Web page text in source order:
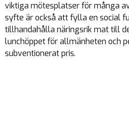
viktiga mötesplatser för många
syfte är också att fylla en social
tillhandahålla näringsrik mat till
lunchöppet för allmänheten och
subventionerat pris.